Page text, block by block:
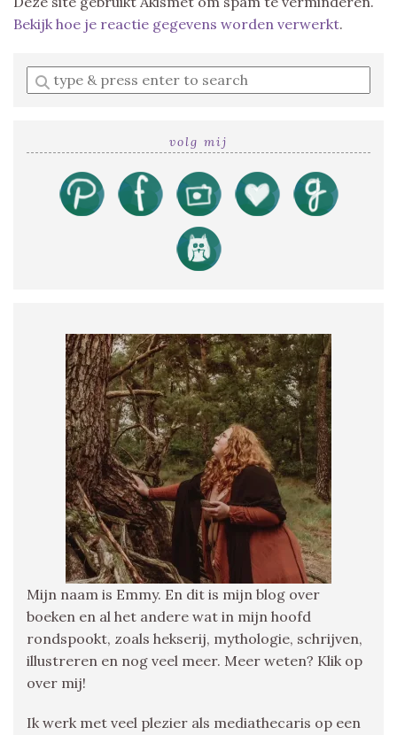
Bekijk hoe je reactie gegevens worden verwerkt.
Enter
a
volg mij
Mijn naam is Emmy. En dit is mijn blog over
boeken en al het andere wat in mijn hoofd
rondspookt, zoals hekserij, mythologie, schrijven,
illustreren en nog veel meer. Meer weten? Klik op
over mij!
Ik werk met veel plezier als mediathecaris op een